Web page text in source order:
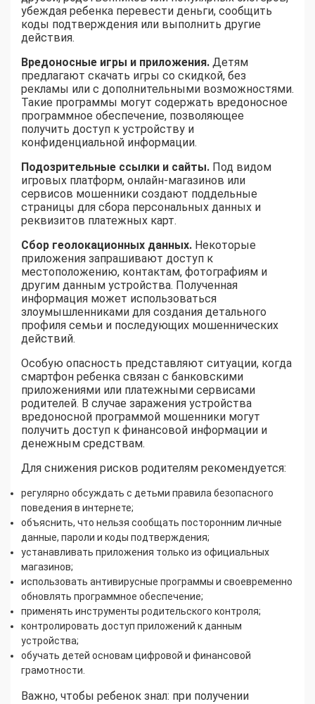
убеждая ребенка перевести деньги, сообщить
коды подтверждения или выполнить другие
действия.
Вредоносные игры и приложения. Детям
предлагают скачать игры со скидкой, без
рекламы или с дополнительными возможностями.
Такие программы могут содержать вредоносное
программное обеспечение, позволяющее
получить доступ к устройству и
конфиденциальной информации.
Подозрительные ссылки и сайты. Под видом
игровых платформ, онлайн-магазинов или
сервисов мошенники создают поддельные
страницы для сбора персональных данных и
реквизитов платежных карт.
Сбор геолокационных данных. Некоторые
приложения запрашивают доступ к
местоположению, контактам, фотографиям и
другим данным устройства. Полученная
информация может использоваться
злоумышленниками для создания детального
профиля семьи и последующих мошеннических
действий.
Особую опасность представляют ситуации, когда
смартфон ребенка связан с банковскими
приложениями или платежными сервисами
родителей. В случае заражения устройства
вредоносной программой мошенники могут
получить доступ к финансовой информации и
денежным средствам.
Для снижения рисков родителям рекомендуется:
регулярно обсуждать с детьми правила безопасного
поведения в интернете;
объяснить, что нельзя сообщать посторонним личные
данные, пароли и коды подтверждения;
устанавливать приложения только из официальных
магазинов;
использовать антивирусные программы и своевременно
обновлять программное обеспечение;
применять инструменты родительского контроля;
контролировать доступ приложений к данным
устройства;
обучать детей основам цифровой и финансовой
грамотности.
Важно, чтобы ребенок знал: при получении